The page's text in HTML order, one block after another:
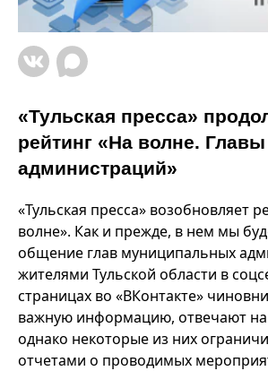
«Тульская пресса»
рейтинг «На волне. Главы
администраций»
«Тульская пресса» возобновляет
волне». Как и прежде, в нем мы
общение глав муниципальных
жителями Тульской области в
страницах во «ВКонтакте»
важную информацию, отвечают
однако некоторые из них
отчетами о проводимых